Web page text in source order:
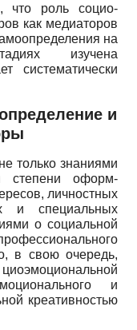
что роль социо-
как медиаторов
на
изучена
систематически
и
только знаниями
степени оформ-
личностных
и специальных
о социальной
в свою очередь,
и
креативностью